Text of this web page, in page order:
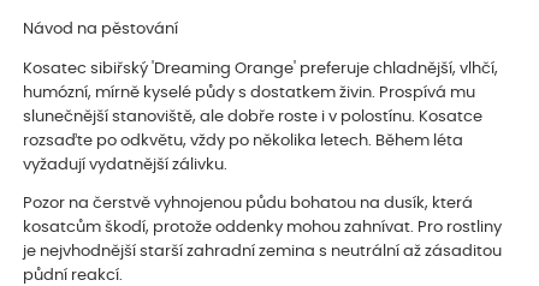
Návod na pěstování
Kosatec sibiřský 'Dreaming Orange' preferuje chladnější, vlhčí,
humózní, mírně kyselé půdy s dostatkem živin. Prospívá mu
slunečnější stanoviště, ale dobře roste i v polostínu. Kosatce
rozsaďte po odkvětu, vždy po několika letech. Během léta
vyžadují vydatnější zálivku.
Pozor na čerstvě vyhnojenou půdu bohatou na dusík, která
kosatcům škodí, protože oddenky mohou zahnívat. Pro rostliny
je nejvhodnější starší zahradní zemina s neutrální až zásaditou
půdní reakcí.